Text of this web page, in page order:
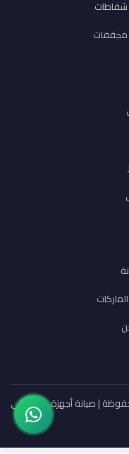
شفاطات
مجففات
| صيانة أجهزة منزلية في